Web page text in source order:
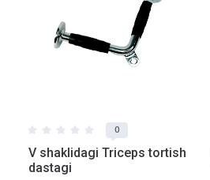
0
V shaklidagi Triceps tortish
dastagi